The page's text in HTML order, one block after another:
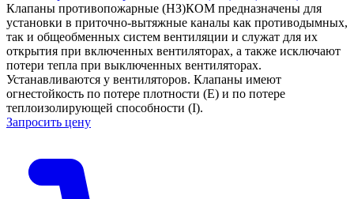
Клапаны противопожарные (НЗ)КОМ предназначены для
установки в приточно-вытяжные каналы как противодымных,
так и общеобменных систем вентиляции и служат для их
открытия при включенных вентиляторах, а также исключают
потери тепла при выключенных вентиляторах.
Устанавливаются у вентиляторов. Клапаны имеют
огнестойкость по потере плотности (Е) и по потере
теплоизолирующей способности (I).
Запросить цену